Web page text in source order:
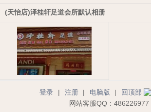
(天怡店)泽桂轩足道会所默认相册
登录 | 注册 | 电脑版 |
回顶部
网站客服QQ：486226977